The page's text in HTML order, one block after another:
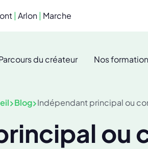
| Arlon| Marche
du créateur Nos
Blog Indépendant principal ou
ou